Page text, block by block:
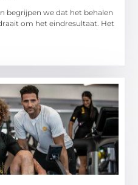
begrijpen we dat het behalen
om het eindresultaat. Het